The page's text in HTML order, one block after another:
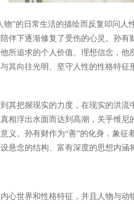
的日常生活的描绘而反复叩问人
伴下逐渐修复了受伤的心灵。
所追求的个人价值、理想信念，
向往光明、坚守人性的性格特
把握现实的力度，在现实的洪流
相浮出水面而达到高潮，关乎维
。孙有财作为“善”的化身，象
念的结构、富有深度的思想内
世界和性格特征，并且人物与动